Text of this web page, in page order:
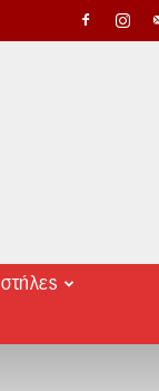
στήλες